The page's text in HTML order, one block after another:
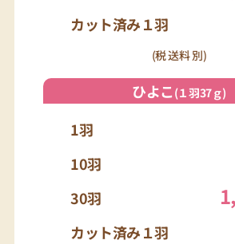
カット済み１羽
(税 送料 別)
ひよこ (１羽37ｇ)
1羽
10羽
30羽
カット済み１羽